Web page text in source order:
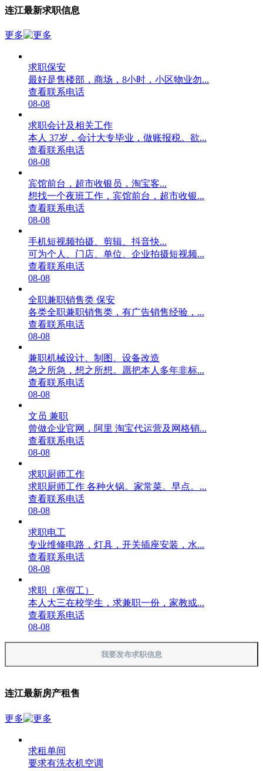
连江最新求职信息
更多
求职保安
最好是售楼部，商场，8小时，小区物业勿...
查看联系电话
08-08
求职会计及相关工作
本人 37岁，会计大专毕业，做账报税。欲...
查看联系电话
08-08
宾馆前台，超市收银员，淘宝客...
想找一个夜班工作，宾馆前台，超市收银...
查看联系电话
08-08
手机短视频拍摄、剪辑、抖音快...
可为个人、门店、单位、企业拍摄短视频...
查看联系电话
08-08
全职兼职销售类 保安
各类全职兼职销售类，有广告销售经验，...
查看联系电话
08-08
兼职机械设计、制图、设备改造
急之所急，想之所想。愿把本人多年非标...
查看联系电话
08-08
文员 兼职
曾做企业官网，阿里 淘宝代运营及网格销...
查看联系电话
08-08
求职厨师工作
求职厨师工作 各种火锅。家常菜。早点。...
查看联系电话
08-08
求职电工
专业维修电路，灯具，开关插座安装，水...
查看联系电话
08-08
求职（寒假工）
本人大三在校学生，求兼职一份，家教或...
查看联系电话
08-08
我要发布求职信息
连江最新房产租售
更多
求租单间
要求有洗衣机空调